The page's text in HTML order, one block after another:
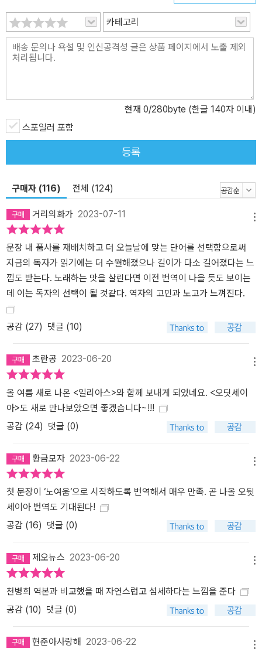
카테고리
현재 0/280byte (한글 140자 이내)
스포일러 포함
등록
구매자 (116) 전체 (124)
거리의화가 2023-07-11
문장 내 품사를 재배치하고 더 오늘날에 맞는 단어를 선택함으로써
지금의 독자가 읽기에는 더 수월해졌으나 길이가 다소 길어졌다는 느
낌도 받는다. 노래하는 맛을 살린다면 이전 번역이 나을 듯도 보이는
데 이는 독자의 선택이 될 것같다. 역자의 고민과 노고가 느껴진다.
공감 (27) 댓글 (10)
초란공 2023-06-20
올 여름 새로 나온 <일리아스>와 함께 보내게 되었네요. <오딧세이
아>도 새로 만나보았으면 좋겠습니다~!!!
공감 (24) 댓글 (0)
황금모자 2023-06-22
첫 문장이 ‘노여움‘으로 시작하도록 번역해서 매우 만족. 곧 나올 오뒷
세이아 번역도 기대된다!
공감 (16) 댓글 (0)
제오뉴스 2023-06-20
천병희 역본과 비교했을 때 자연스럽고 섬세하다는 느낌을 준다
공감 (10) 댓글 (0)
현준아사랑해 2023-06-22